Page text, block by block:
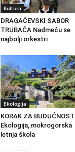
Kultura
DRAGAČEVSKI SABOR
TRUBAČA Nadmeću se
najbolji orkestri
Ekologija
KORAK ZA BUDUĆNOST
Ekologija, mokrogorska
letnja škola